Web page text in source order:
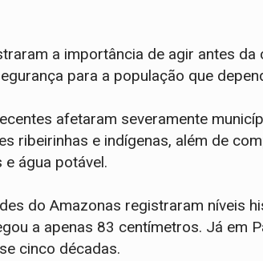
a importância de agir antes
para a população que
afetaram severamente
ribeirinhas e indígenas, além de
água potável.
do Amazonas registraram níveis
a apenas 83 centímetros. Já em
cinco décadas.